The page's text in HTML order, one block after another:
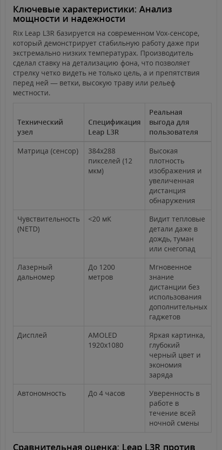
Ключевые характеристики: Анализ
мощности и надежности
Rix Leap L3R базируется на современном Vox-сенсоре,
который демонстрирует стабильную работу даже при
экстремально низких температурах. Производитель
сделал ставку на детализацию фона, что позволяет
стрелку четко видеть не только цель, а и препятствия
перед ней — ветки, высокую траву или рельеф
местности.
Технический
узел
Спецификация
Leap L3R
Реальная
выгода для
пользователя
Матрица (сенсор)
384x288
пикселей (12
мкм)
Высокая
плотность
изображения и
увеличенная
дистанция
обнаружения
Чувствительность
(NETD)
<20 мК
Видит тепловые
детали даже в
дождь, туман
или снегопад
Лазерный
дальномер
До 1200
метров
Мгновенное
знание
дистанции без
использования
дополнительных
гаджетов
Дисплей
AMOLED
1920x1080
Яркая картинка,
глубокий
черный цвет и
экономия
заряда
Автономность
До 4 часов
Уверенность в
работе в
течение всей
ночной смены
Сравнительная оценка: Leap L3R против